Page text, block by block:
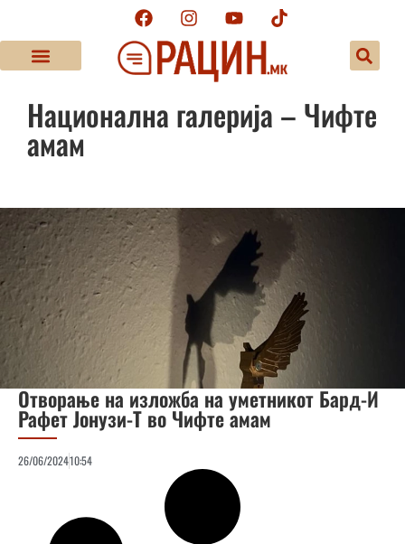
Национална галерија – Чифте
амам
Отворање на изложба на уметникот Бард-И
Рафет Јонузи-Т во Чифте амам
26/06/202410:54